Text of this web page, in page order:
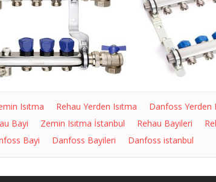
Isıtma Rehau Yerden Isıtma Danfoss Yerden
Bayi Zemin Isıtma İstanbul Rehau Bayileri
Bayi Danfoss Bayileri Danfoss istanbul